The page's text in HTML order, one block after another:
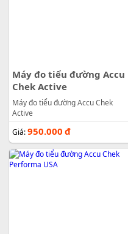
Máy đo tiểu đường Accu
Chek Active
Máy đo tiểu đường Accu Chek
Active
Giá:950.000 đ